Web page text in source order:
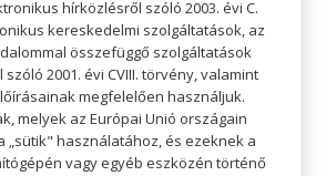
hogy a pénzünk többet ér. A
célpont szezonálisan
ami azt jelenti, hogy nyáron
többet kell fizetni, mint
az utazás feltételei, drágábbak
hírközlésről szóló 2003. évi C.
kereskedelmi szolgáltatások, az
összefüggő szolgáltatások
2001. évi CVIII. törvény, valamint
megfelelően használjuk.
melyek az Európai Unió országain
„sütik" használatához, és ezeknek a
vagy egyéb eszközén történő